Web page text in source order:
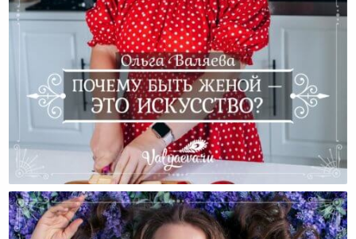
Почему Быть Женой — Это Искусство?